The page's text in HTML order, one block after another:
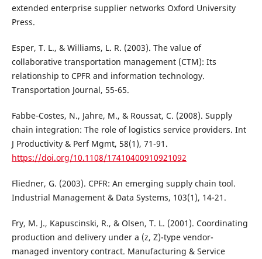
extended enterprise supplier networks Oxford University
Press.
Esper, T. L., & Williams, L. R. (2003). The value of
collaborative transportation management (CTM): Its
relationship to CPFR and information technology.
Transportation Journal, 55-65.
Fabbe‐Costes, N., Jahre, M., & Roussat, C. (2008). Supply
chain integration: The role of logistics service providers. Int
J Productivity & Perf Mgmt, 58(1), 71-91.
https://doi.org/10.1108/17410400910921092
Fliedner, G. (2003). CPFR: An emerging supply chain tool.
Industrial Management & Data Systems, 103(1), 14-21.
Fry, M. J., Kapuscinski, R., & Olsen, T. L. (2001). Coordinating
production and delivery under a (z, Z)-type vendor-
managed inventory contract. Manufacturing & Service